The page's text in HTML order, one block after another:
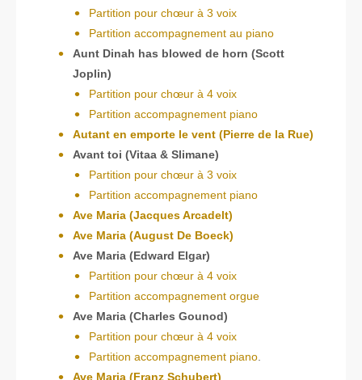
Partition pour chœur à 3 voix
Partition accompagnement au piano
Aunt Dinah has blowed de horn (Scott
Joplin)
Partition pour chœur à 4 voix
Partition accompagnement piano
Autant en emporte le vent (Pierre de la Rue)
Avant toi (Vitaa & Slimane)
Partition pour chœur à 3 voix
Partition accompagnement piano
Ave Maria (Jacques Arcadelt)
Ave Maria (August De Boeck)
Ave Maria (Edward Elgar)
Partition pour chœur à 4 voix
Partition accompagnement orgue
Ave Maria (Charles Gounod)
Partition pour chœur à 4 voix
Partition accompagnement piano.
Ave Maria (Franz Schubert)